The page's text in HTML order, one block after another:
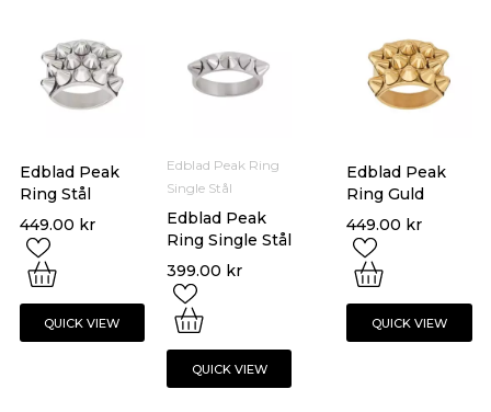
Edblad Peak
Ring Stål
449.00 kr
QUICK VIEW
Edblad Peak
Ring Guld
449.00 kr
QUICK VIEW
Edblad Peak Ring
Single Stål
Edblad Peak
Ring Single Stål
399.00 kr
QUICK VIEW